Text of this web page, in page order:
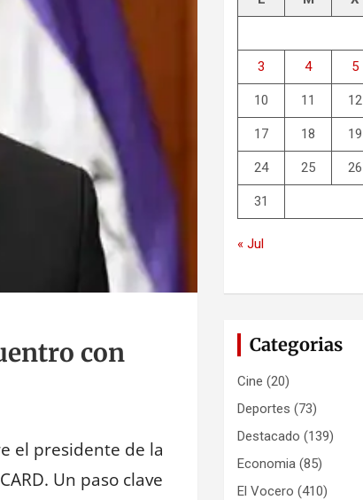
con
el presidente de la
Un paso clave
3 4 5
10 11 12
17 18 19
24 25 26
31
« Jul
Categorias
Cine (20)
Deportes (73)
Destacado (139)
Economia (85)
El Vocero (410)